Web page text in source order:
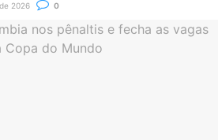
2026 0